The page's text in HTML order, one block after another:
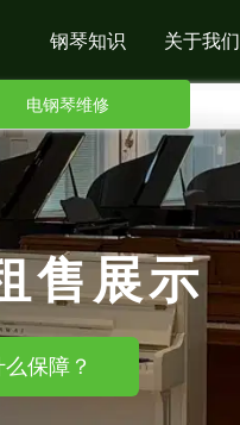
电钢琴维修
钢琴知识 关于我们
售展示
保障？